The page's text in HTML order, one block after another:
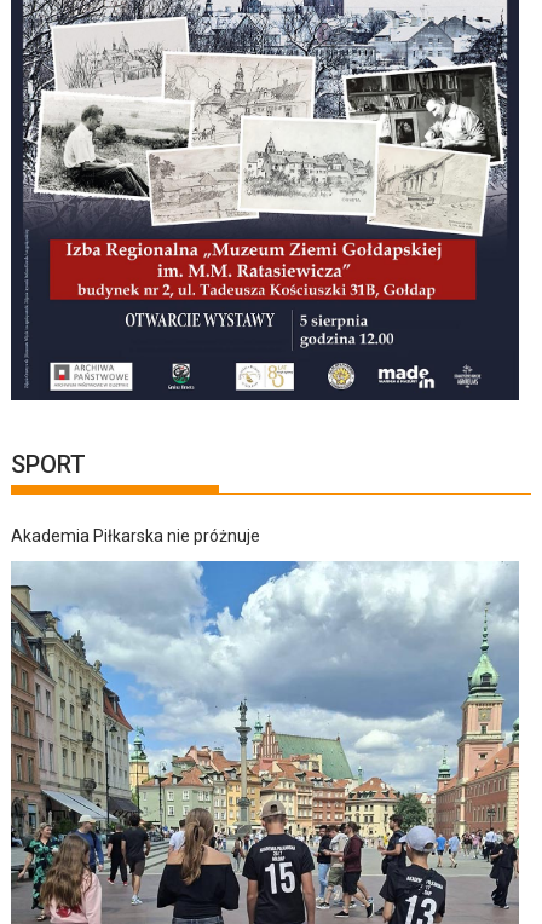
SPORT
Akademia Piłkarska nie próżnuje